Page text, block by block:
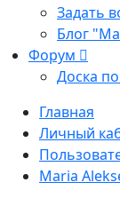
Задать
Блог
Форум
Доска
Главная
Личный
Maria